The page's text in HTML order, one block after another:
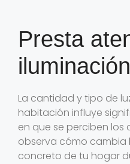
Presta
iluminación
La cantidad y tipo de
habitación influye
en que se perciben los
observa cómo cambia
concreto de tu hogar